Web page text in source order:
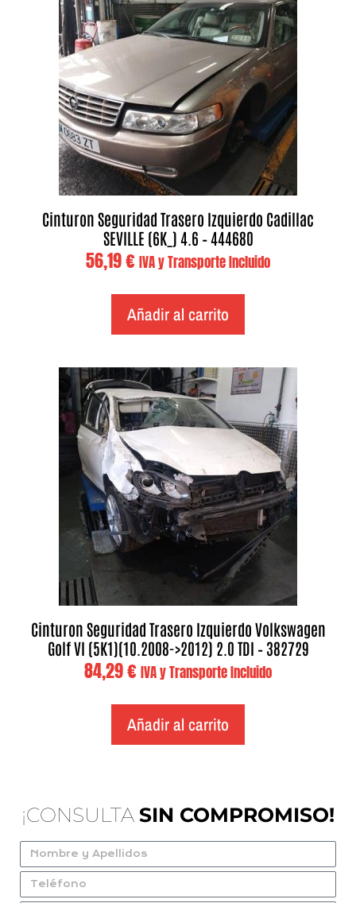
Cinturon Seguridad Trasero Izquierdo Cadillac
SEVILLE (6K_) 4.6 – 444680
56,19€ IVA y Transporte Incluido
Añadir al carrito
Cinturon Seguridad Trasero Izquierdo Volkswagen
Golf VI (5K1)(10.2008->2012) 2.0 TDI – 382729
84,29€ IVA y Transporte Incluido
Añadir al carrito
¡CONSULTA SIN COMPROMISO!